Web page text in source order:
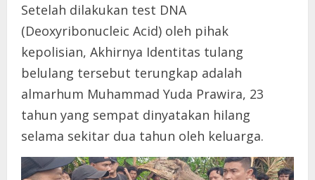
Setelah dilakukan test DNA
(Deoxyribonucleic Acid) oleh pihak
kepolisian, Akhirnya Identitas tulang
belulang tersebut terungkap adalah
almarhum Muhammad Yuda Prawira, 23
tahun yang sempat dinyatakan hilang
selama sekitar dua tahun oleh keluarga.